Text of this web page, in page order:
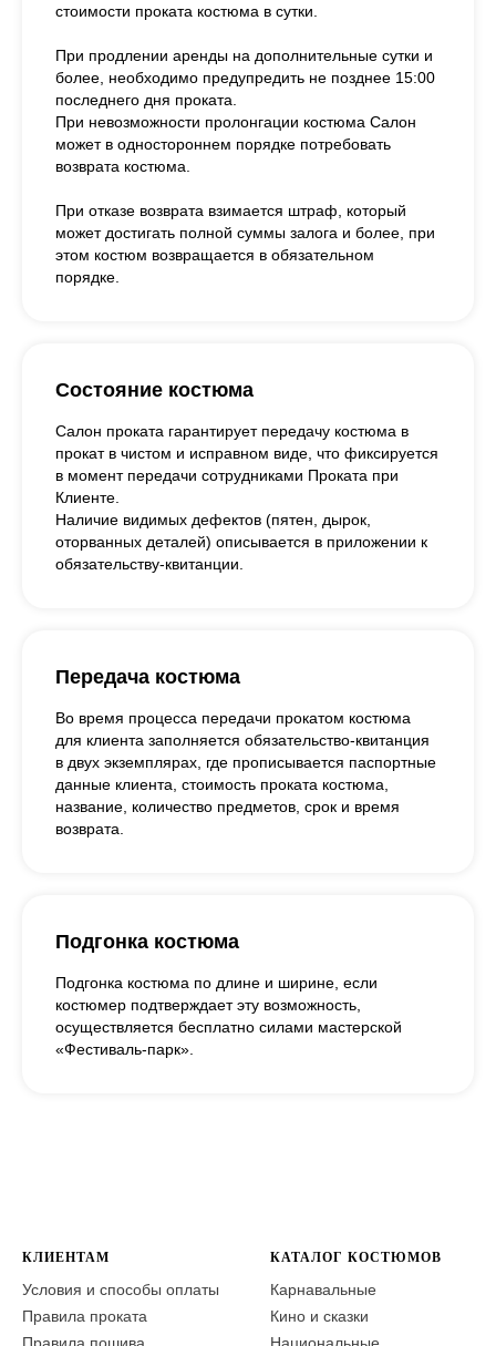
стоимости проката костюма в сутки.
При продлении аренды на дополнительные сутки и
более, необходимо предупредить не позднее 15:00
последнего дня проката.
При невозможности пролонгации костюма Салон
может в одностороннем порядке потребовать
возврата костюма.
При отказе возврата взимается штраф, который
может достигать полной суммы залога и более, при
этом костюм возвращается в обязательном
порядке.
Состояние костюма
Салон проката гарантирует передачу костюма в
прокат в чистом и исправном виде, что фиксируется
в момент передачи сотрудниками Проката при
Клиенте.
Наличие видимых дефектов (пятен, дырок,
оторванных деталей) описывается в приложении к
обязательству-квитанции.
Передача костюма
Во время процесса передачи прокатом костюма
для клиента заполняется обязательство-квитанция
в двух экземплярах, где прописывается паспортные
данные клиента, стоимость проката костюма,
название, количество предметов, срок и время
возврата.
Подгонка костюма
Подгонка костюма по длине и ширине, если
костюмер подтверждает эту возможность,
осуществляется бесплатно силами мастерской
«Фестиваль-парк».
КЛИЕНТАМ
Условия и способы оплаты
Правила проката
КАТАЛОГ КОСТЮМОВ
Карнавальные
Кино и сказки